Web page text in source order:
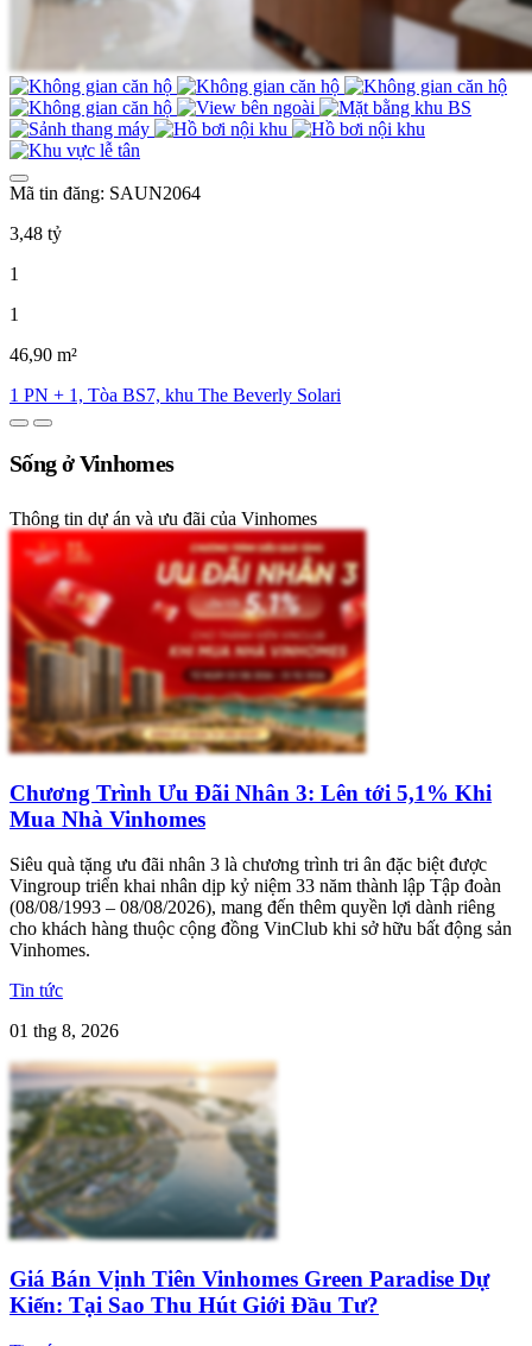
Mã tin đăng: SAUN2064
3,48 tỷ
1
1
46,90 m²
1 PN + 1, Tòa BS7, khu The Beverly Solari
Sống ở Vinhomes
Thông tin dự án và ưu đãi của Vinhomes
Chương Trình Ưu Đãi Nhân 3: Lên tới 5,1% Khi
Mua Nhà Vinhomes
Siêu quà tặng ưu đãi nhân 3 là chương trình tri ân đặc biệt được
Vingroup triển khai nhân dịp kỷ niệm 33 năm thành lập Tập đoàn
(08/08/1993 – 08/08/2026), mang đến thêm quyền lợi dành riêng
cho khách hàng thuộc cộng đồng VinClub khi sở hữu bất động sản
Vinhomes.
Tin tức
01 thg 8, 2026
Giá Bán Vịnh Tiên Vinhomes Green Paradise Dự
Kiến: Tại Sao Thu Hút Giới Đầu Tư?